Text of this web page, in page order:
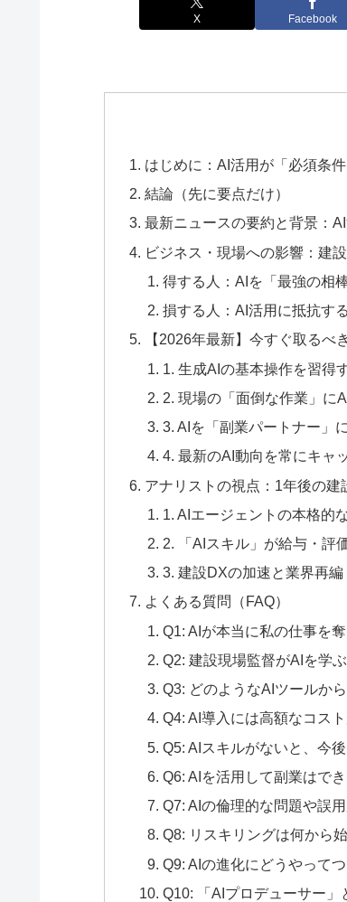
X Facebook
はじめに：AI活用が「必須条
結論（先に要点だけ）
最新ニュースの要約と背景：
ビジネス・現場への影響：建
得する人：AIを「最強の相
損する人：AI活用に抵抗す
【2026年最新】今すぐ取る
1. 生成AIの基本操作を習得
2. 現場の「面倒な作業」に
3. AIを「副業パートナー」
4. 最新のAI動向を常にキャ
アナリストの視点：1年後の建
1. AIエージェントの本格的
2. 「AIスキル」が給与・評
3. 建設DXの加速と業界再編
よくある質問（FAQ）
Q1: AIが本当に私の仕事を
Q2: 建設現場監督がAIを学
Q3: どのようなAIツールか
Q4: AI導入には高額なコス
Q5: AIスキルがないと、今
Q6: AIを活用して副業はで
Q7: AIの倫理的な問題や誤用
Q8: リスキリングは何から
Q9: AIの進化にどうやって
Q10: 「AIプロデューサー」